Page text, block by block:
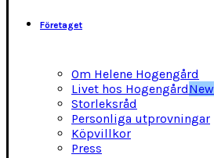
Företaget
Om Helene Hogengård
Livet hos HogengårdNew
Storleksråd
Personliga utprovningar
Köpvillkor
Press